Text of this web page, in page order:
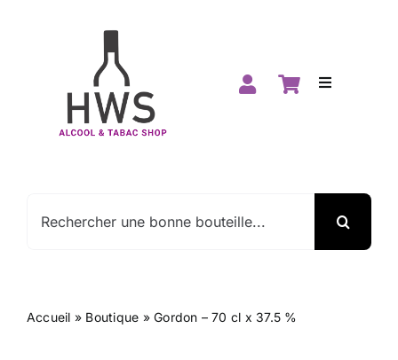
Toggle
Accueil
Accueil » Boutique »Gordon – 70 cl x 37.5 %